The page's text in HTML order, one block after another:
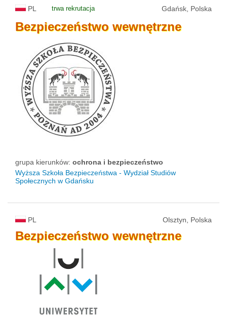
PL trwa rekrutacja Gdańsk, Polska
Bezpieczeństwo wewnętrzne
grupa kierunków: ochrona i bezpieczeństwo
Wyższa Szkoła Bezpieczeństwa - Wydział Studiów
Społecznych w Gdańsku
PL Olsztyn, Polska
Bezpieczeństwo wewnętrzne